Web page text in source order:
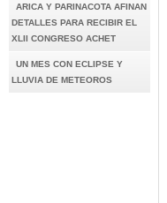
ARICA Y PARINACOTA AFINAN
DETALLES PARA RECIBIR EL
XLII CONGRESO ACHET
UN MES CON ECLIPSE Y
LLUVIA DE METEOROS